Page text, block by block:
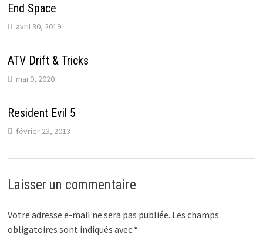
End Space
avril 30, 2019
ATV Drift & Tricks
mai 9, 2020
Resident Evil 5
février 23, 2013
Laisser un commentaire
Votre adresse e-mail ne sera pas publiée. Les champs
obligatoires sont indiqués avec *